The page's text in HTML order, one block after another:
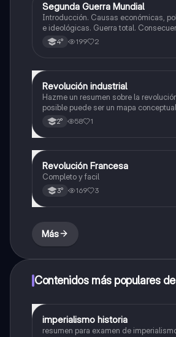
Historia
Segunda Guerra Mundial
Introducción. Causas económicas,
e ideológicas. Guerra total.
Tensiones en europa. Inicio de la
4° 199 2
Historia
Revolución industrial
Hazme un resumen sobre la
posible puede ser un mapa
redactando lo escrito
2° 58 1
Historia
Revolución Francesa
Completo y facil
3° 169 3
Más
Contenidos más populares
Historia
imperialismo historia
resumen para examen de